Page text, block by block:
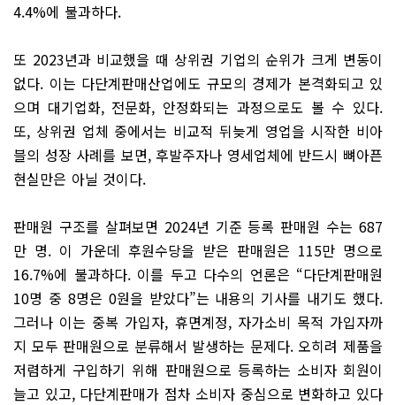
4.4%에 불과하다.
또 2023년과 비교했을 때 상위권 기업의 순위가 크게 변동이
없다. 이는 다단계판매산업에도 규모의 경제가 본격화되고 있
으며 대기업화, 전문화, 안정화되는 과정으로도 볼 수 있다.
또, 상위권 업체 중에서는 비교적 뒤늦게 영업을 시작한 비아
블의 성장 사례를 보면, 후발주자나 영세업체에 반드시 뼈아픈
현실만은 아닐 것이다.
판매원 구조를 살펴보면 2024년 기준 등록 판매원 수는 687
만 명. 이 가운데 후원수당을 받은 판매원은 115만 명으로
16.7%에 불과하다. 이를 두고 다수의 언론은 “다단계판매원
10명 중 8명은 0원을 받았다”는 내용의 기사를 내기도 했다.
그러나 이는 중복 가입자, 휴면계정, 자가소비 목적 가입자까
지 모두 판매원으로 분류해서 발생하는 문제다. 오히려 제품을
저렴하게 구입하기 위해 판매원으로 등록하는 소비자 회원이
늘고 있고, 다단계판매가 점차 소비자 중심으로 변화하고 있다